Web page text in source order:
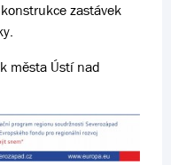
zastávek
města Ústí nad